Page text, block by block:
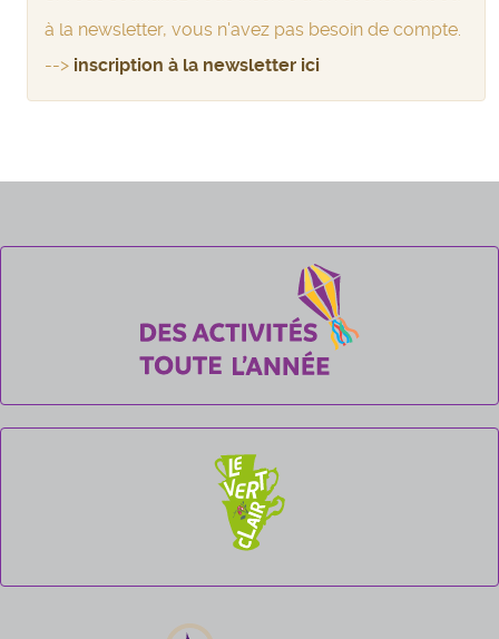
à la newsletter, vous n'avez pas besoin de compte.
--> inscription à la newsletter ici